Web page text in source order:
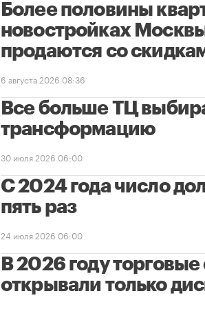
Более половины
новостройках
продаются со
6 августа 2026 08:36
Все больше ТЦ
трансформацию
30 июля 2026 06:00
С 2024 года число
пять раз
24 июля 2026 06:00
В 2026 году
открывали только